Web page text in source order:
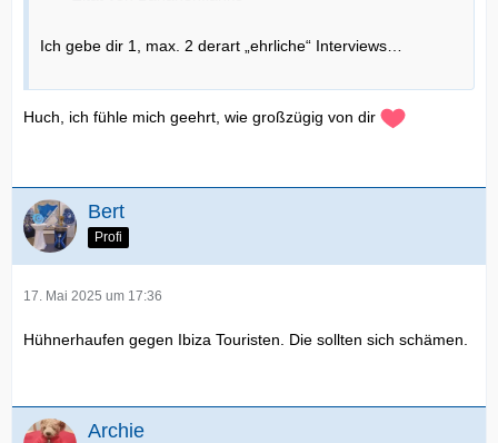
Ich gebe dir 1, max. 2 derart „ehrliche“ Interviews…
Huch, ich fühle mich geehrt, wie großzügig von dir
Bert
Profi
17. Mai 2025 um 17:36
Hühnerhaufen gegen Ibiza Touristen. Die sollten sich schämen.
Archie